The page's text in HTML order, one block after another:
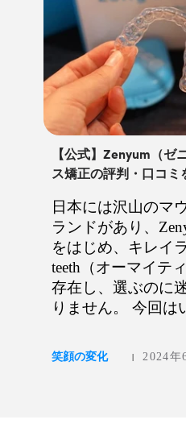
【公式】Zenyum（ゼ
ス矯正の評判・口コミ
日本には沢山のマ
ランドがあり、
をはじめ、キレイ
teeth（オーマイテ
存在し、選ぶのに
りません。 今回は
ミ・評判について
年6月： 直近三ヶ
笑顔の変化 | 2024年